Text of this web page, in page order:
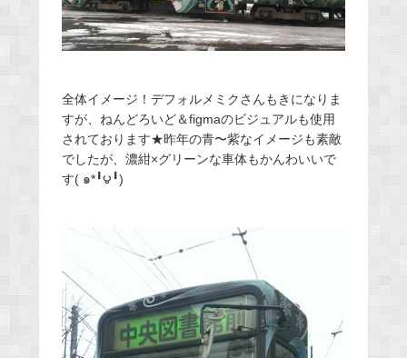
全体イメージ！デフォルメミクさんもきになりま
すが、ねんどろいど＆figmaのビジュアルも使用
されております★昨年の青〜紫なイメージも素敵
でしたが、濃紺×グリーンな車体もかんわいいで
す( ๑*╹౪╹)